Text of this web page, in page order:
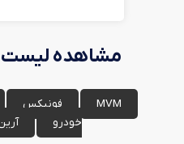
مشاهده لیست
MVM فونیکس
خودرو